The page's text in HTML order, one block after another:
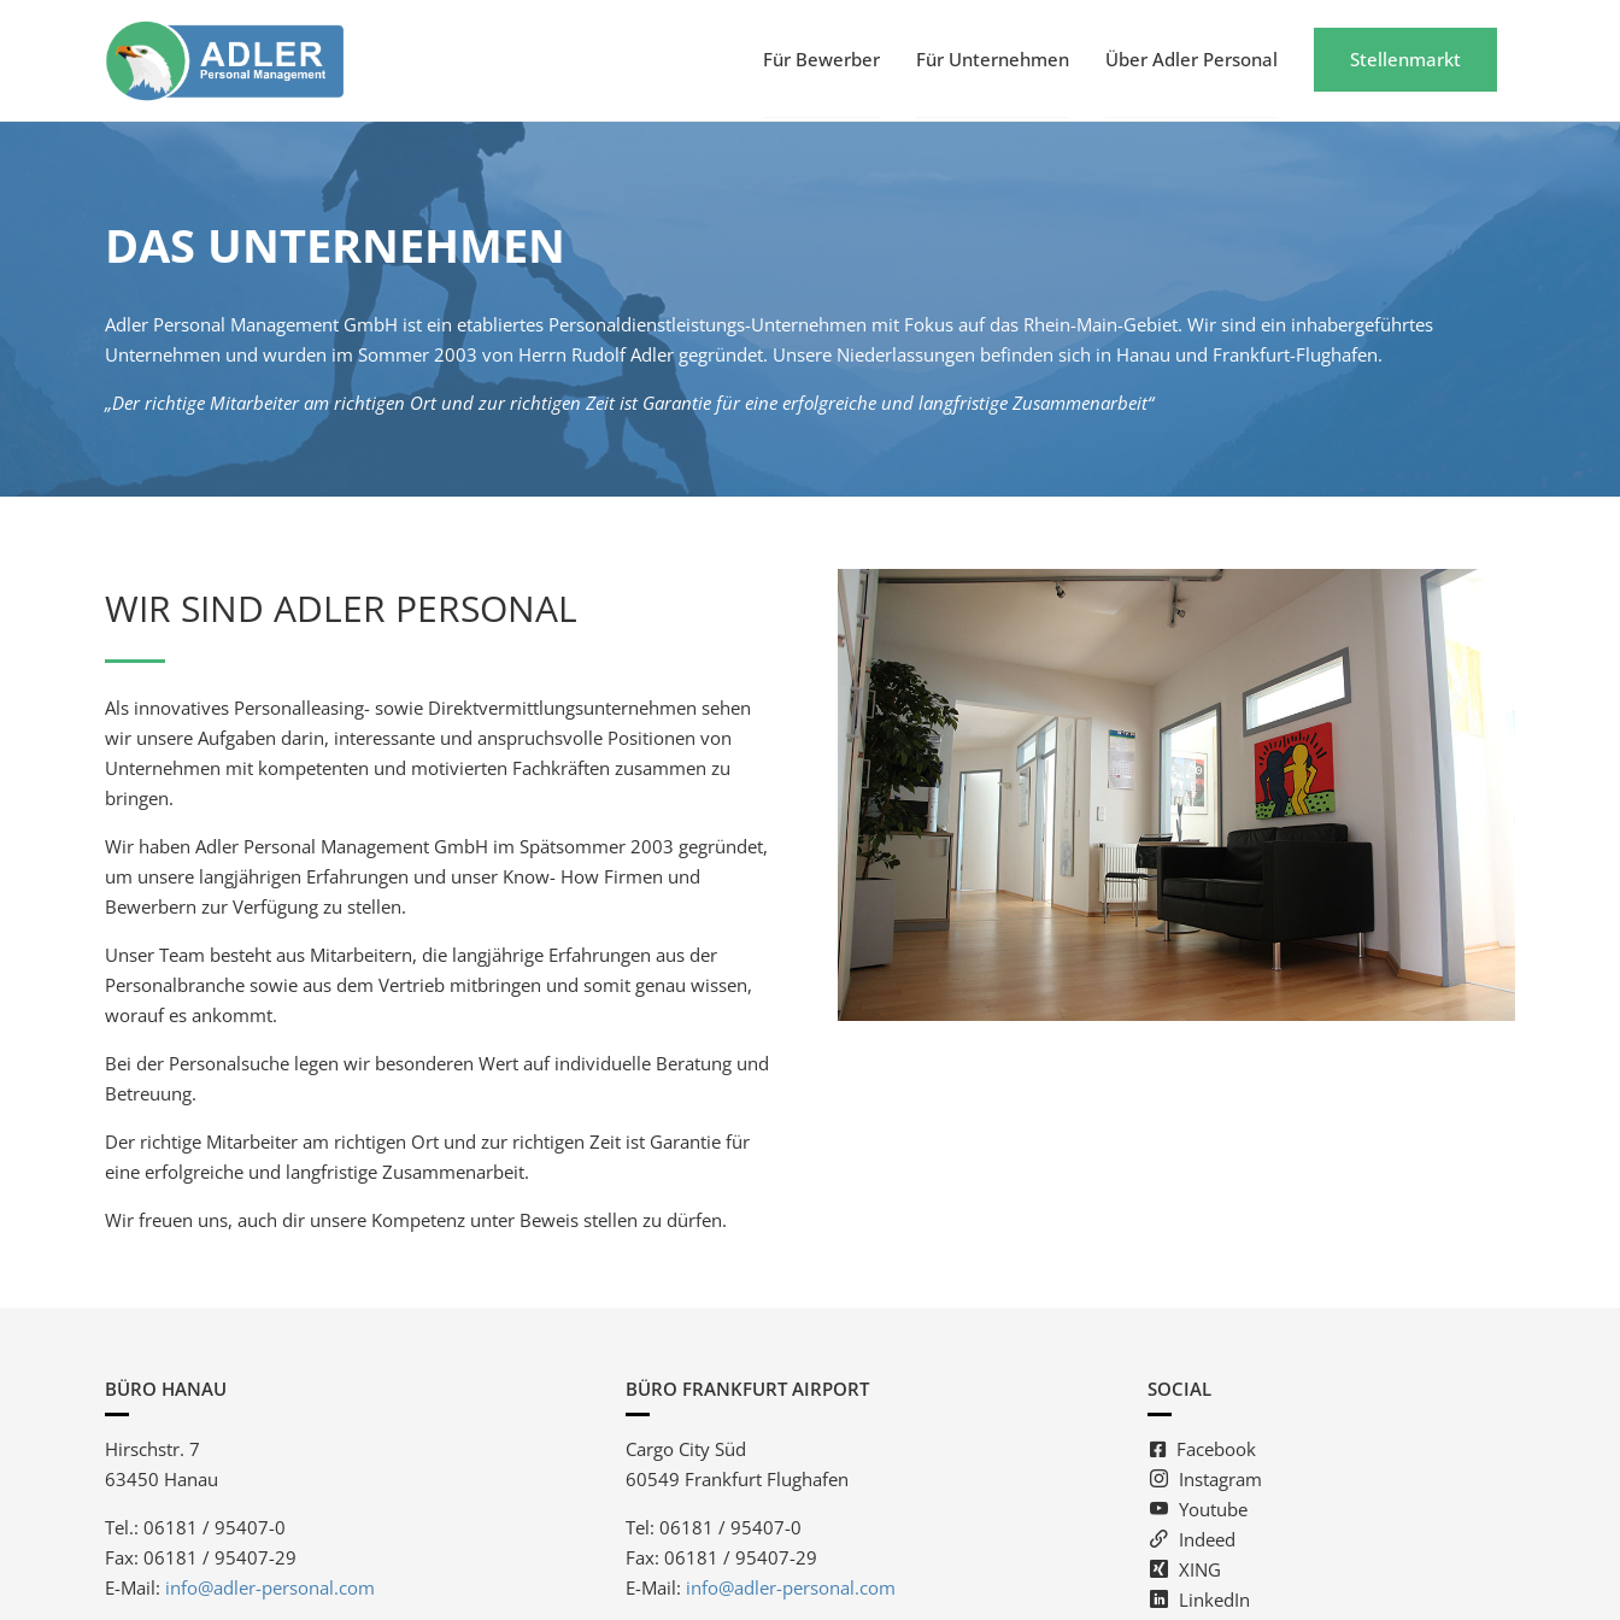
Für Bewerber Für Unternehmen Über Adler Personal Stellenmarkt
DAS UNTERNEHMEN
Adler Personal Management GmbH ist ein etabliertes Personaldienstleistungs-Unternehmen mit Fokus auf das Rhein-Main-Gebiet. Wir sind ein inhabergeführtes
Unternehmen und wurden im Sommer 2003 von Herrn Rudolf Adler gegründet. Unsere Niederlassungen befinden sich in Hanau und Frankfurt-Flughafen.
„Der richtige Mitarbeiter am richtigen Ort und zur richtigen Zeit ist Garantie für eine erfolgreiche und langfristige Zusammenarbeit“
WIR SIND ADLER PERSONAL
Als innovatives Personalleasing- sowie Direktvermittlungsunternehmen sehen
wir unsere Aufgaben darin, interessante und anspruchsvolle Positionen von
Unternehmen mit kompetenten und motivierten Fachkräften zusammen zu
bringen.
Wir haben Adler Personal Management GmbH im Spätsommer 2003 gegründet,
um unsere langjährigen Erfahrungen und unser Know- How Firmen und
Bewerbern zur Verfügung zu stellen.
Unser Team besteht aus Mitarbeitern, die langjährige Erfahrungen aus der
Personalbranche sowie aus dem Vertrieb mitbringen und somit genau wissen,
worauf es ankommt.
Bei der Personalsuche legen wir besonderen Wert auf individuelle Beratung und
Betreuung.
Der richtige Mitarbeiter am richtigen Ort und zur richtigen Zeit ist Garantie für
eine erfolgreiche und langfristige Zusammenarbeit.
Wir freuen uns, auch dir unsere Kompetenz unter Beweis stellen zu dürfen.
BÜRO HANAU
Hirschstr. 7
63450 Hanau
Tel.: 06181 / 95407-0
Fax: 06181 / 95407-29
E-Mail: info@adler-personal.com
BÜRO FRANKFURT AIRPORT
Cargo City Süd
60549 Frankfurt Flughafen
Tel: 06181 / 95407-0
Fax: 06181 / 95407-29
E-Mail: info@adler-personal.com
SOCIAL
Facebook
Instagram
Youtube
Indeed
XING
LinkedIn